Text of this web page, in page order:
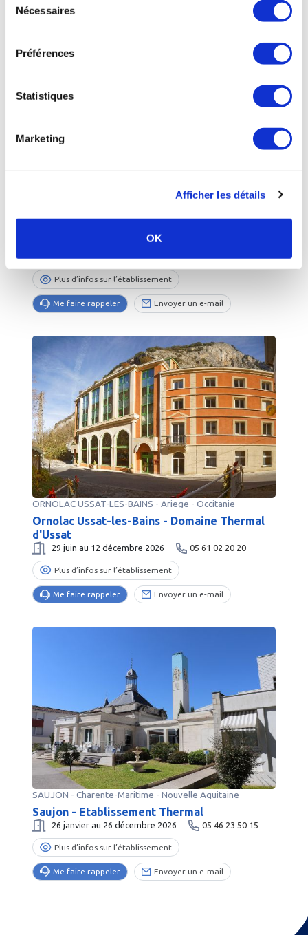
Nécessaires
Préférences
Statistiques
Marketing
Afficher les détails
OK
Bagnères-de-Bigorre - Les Grands Thermes
02 mars au 28 novembre 2026 05 62 95 00 23
Plus d’infos sur l’établissement
Me faire rappeler Envoyer un e-mail
ORNOLAC USSAT-LES-BAINS - Ariege - Occitanie
Ornolac Ussat-les-Bains - Domaine Thermal
d'Ussat
29 juin au 12 décembre 2026 05 61 02 20 20
Plus d’infos sur l’établissement
Me faire rappeler Envoyer un e-mail
SAUJON - Charente-Maritime - Nouvelle Aquitaine
Saujon - Etablissement Thermal
26 janvier au 26 décembre 2026 05 46 23 50 15
Plus d’infos sur l’établissement
Me faire rappeler Envoyer un e-mail